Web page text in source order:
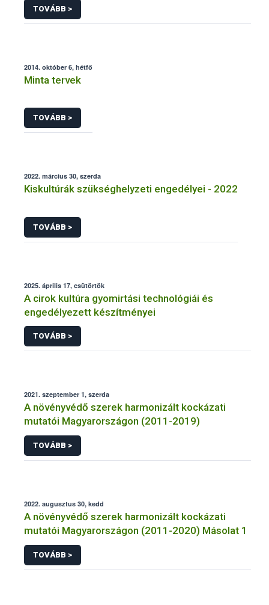
TOVÁBB >
2014. október 6, hétfő
Minta tervek
TOVÁBB >
2022. március 30, szerda
Kiskultúrák szükséghelyzeti engedélyei - 2022
TOVÁBB >
2025. április 17, csütörtök
A cirok kultúra gyomirtási technológiái és
engedélyezett készítményei
TOVÁBB >
2021. szeptember 1, szerda
A növényvédő szerek harmonizált kockázati
mutatói Magyarországon (2011-2019)
TOVÁBB >
2022. augusztus 30, kedd
A növényvédő szerek harmonizált kockázati
mutatói Magyarországon (2011-2020) Másolat 1
TOVÁBB >